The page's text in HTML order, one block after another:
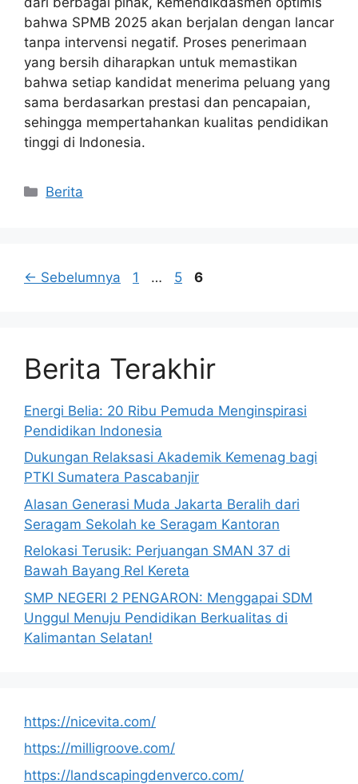
bahwa SPMB 2025 akan berjalan dengan lancar
tanpa intervensi negatif. Proses penerimaan
yang bersih diharapkan untuk memastikan
bahwa setiap kandidat menerima peluang yang
sama berdasarkan prestasi dan pencapaian,
sehingga mempertahankan kualitas pendidikan
tinggi di Indonesia.
Kategori
Berita
← Sebelumnya Halaman
1 … Halaman
5 Halaman
6
Berita Terakhir
Energi Belia: 20 Ribu Pemuda Menginspirasi
Pendidikan Indonesia
Dukungan Relaksasi Akademik Kemenag bagi
PTKI Sumatera Pascabanjir
Alasan Generasi Muda Jakarta Beralih dari
Seragam Sekolah ke Seragam Kantoran
Relokasi Terusik: Perjuangan SMAN 37 di
Bawah Bayang Rel Kereta
SMP NEGERI 2 PENGARON: Menggapai SDM
Unggul Menuju Pendidikan Berkualitas di
Kalimantan Selatan!
https://nicevita.com/
https://milligroove.com/
https://landscapingdenverco.com/